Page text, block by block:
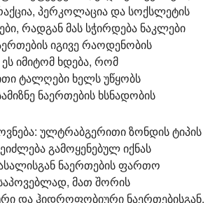
პერკოლაცია და სოქსლეტის
რადგან მას სჭირდება ნაკლები
იგივე რაოდენობის
იმიტომ ხდება, რომ
ტალღები ხელს უწყობს
ნაერთების ხსნადობის
ულტრაბგერითი ზონდის ტიპის
გამოყენებულ იქნას
ნაერთების ფართო
მათ შორის
და ჰიდროფობიური ნაერთებისგან.